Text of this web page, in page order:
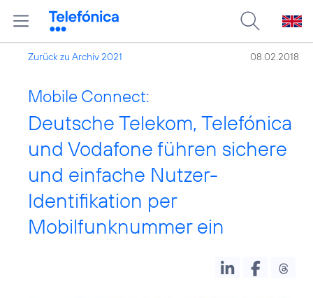
Zurück zu Archiv 2021 08.02.2018
Mobile Connect:
Deutsche Telekom, Telefónica
und Vodafone führen sichere
und einfache Nutzer-
Identifikation per
Mobilfunknummer ein